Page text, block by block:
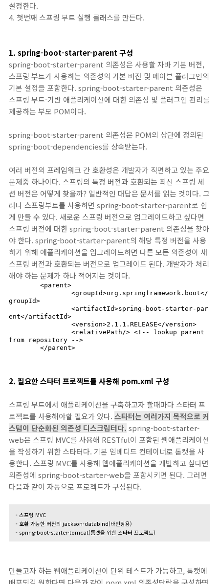
설정한다.
4. 첫번째 스프링 부트 실행 클래스를 만든다.
1. spring-boot-starter-parent 구성
spring-boot-starter-parent 의존성은 사용할 자바 기본 버전,
스프링 부트가 사용하는 의존성의 기본 버전 및 메이븐 플러그인의
기본 설정을 포함한다. spring-boot-starter-parent 의존성은
스프링 부트-기반 애플리케이션에 대한 의존성 및 플러그인 관리를
제공하는 부모 POM이다.
spring-boot-starter-parent 의존성은 POM의 상단에 정의된
spring-boot-dependencies를 상속받는다.
여러 버전의 프레임워크 간 호환성은 개발자가 직면하고 있는 주요
문제중 하나이다. 스프링의 특정 버전과 호환되는 최신 스프링 세
션 버전은 어떻게 찾을까? 일반적인 대답은 문서를 읽는 것이다. 그
러나 스프링부트를 사용하면 spring-boot-starter-parent로 쉽
게 만들 수 있다. 새로운 스프링 버전으로 업그레이드하고 싶다면
스프링 버전에 대한 spring-boot-starter-parent 의존성을 찾아
야 한다. spring-boot-starter-parent의 해당 특정 버전을 사용
하기 위해 애플리케이션을 업그레이드하면 다른 모든 의존성이 새
스프링 버전과 호환되는 버전으로 업그레이드 된다. 개발자가 처리
해야 하는 문제가 하나 적어지는 것이다.
groupId>
ent</artifactId>
from repository -->
	</parent>
2. 필요한 스타터 프로젝트를 사용해 pom.xml 구성
스프링 부트에서 애플리케이션을 구축하고자 할때마다 스타터 프
로젝트를 사용해야할 필요가 있다. 스타터는 여러가지 목적으로 커
스텀이 단순화된 의존성 디스크립터다. spring-boot-starter-
web은 스프링 MVC를 사용해 RESTful이 포함된 웹애플리케이션
을 작성하기 위한 스타터다. 기본 임베디드 컨테이너로 톰캣을 사
용한다. 스프링 MVC를 사용해 웹애플리케이션을 개발하고 싶다면
의존성에 spring-boot-starter-web을 포함시키면 된다. 그러면
다음과 같이 자동으로 프로젝트가 구성된다.
- 스프링 MVC
- 호환 가능한 버전의 jackson-databind(바인딩용)
- spring-boot-starter-tomcat(톰캣을 위한 스타터 프로젝트)
만들고자 하는 웹애플리케이션이 단위 테스트가 가능하고, 톰캣에